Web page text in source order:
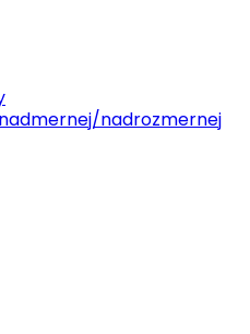
nadrozmernej